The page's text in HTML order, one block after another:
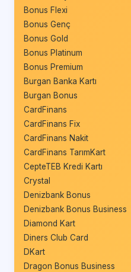
Bonus Flexi
Bonus Genç
Bonus Gold
Bonus Platinum
Bonus Premium
Burgan Banka Kartı
Burgan Bonus
CardFinans
CardFinans Fix
CardFinans Nakit
CardFinans TarımKart
CepteTEB Kredi Kartı
Crystal
Denizbank Bonus
Denizbank Bonus Business
Diamond Kart
Diners Club Card
DKart
Dragon Bonus Business